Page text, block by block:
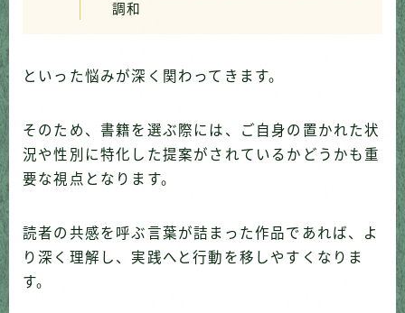
調和
といった悩みが深く関わってきます。
そのため、書籍を選ぶ際には、ご自身の置かれた状
況や性別に特化した提案がされているかどうかも重
要な視点となります。
読者の共感を呼ぶ言葉が詰まった作品であれば、よ
り深く理解し、実践へと行動を移しやすくなりま
す。